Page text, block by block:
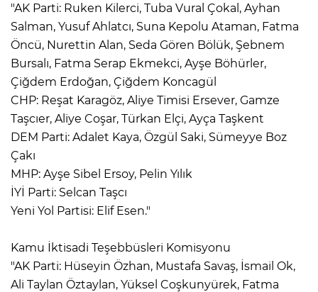
"AK Parti: Ruken Kilerci, Tuba Vural Çokal, Ayhan
Salman, Yusuf Ahlatcı, Suna Kepolu Ataman, Fatma
Öncü, Nurettin Alan, Seda Gören Bölük, Şebnem
Bursalı, Fatma Serap Ekmekci, Ayşe Böhürler,
Çiğdem Erdoğan, Çiğdem Koncagül
CHP: Reşat Karagöz, Aliye Timisi Ersever, Gamze
Taşcıer, Aliye Coşar, Türkan Elçi, Ayça Taşkent
DEM Parti: Adalet Kaya, Özgül Saki, Sümeyye Boz
Çakı
MHP: Ayşe Sibel Ersoy, Pelin Yılık
İYİ Parti: Selcan Taşcı
Yeni Yol Partisi: Elif Esen."
Kamu İktisadi Teşebbüsleri Komisyonu
"AK Parti: Hüseyin Özhan, Mustafa Savaş, İsmail Ok,
Ali Taylan Öztaylan, Yüksel Coşkunyürek, Fatma